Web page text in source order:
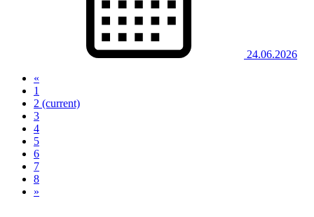
24.06.2026
«
1
2 (current)
3
4
5
6
7
8
»